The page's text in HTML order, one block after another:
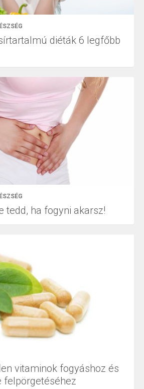
diéták 6 legfőbb
tedd, ha fogyni akarsz!
vitaminok fogyáshoz és
felpörgetéséhez